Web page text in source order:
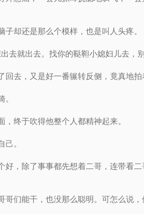
却还是那么个模样，也是叫人头疼。
去就出去。找你的鞑靼小媳妇儿去，
去，又是好一番辗转反侧，竟真地拍
。
终于吹得他整个人都精神起来。
己。
好，除了事事都先想着二哥，连带看
哥们能干，也没那么聪明。可怎么说